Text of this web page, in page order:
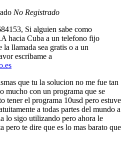
No Registrado
Si alguien sabe como
hacia Cuba a un telefono fijo
la llamada sea gratis o a un
escribame a
que tu la solucion no me fue tan
mucho con un programa que se
tener el programa 10usd pero estuve
a todas partes del mundo a
lo sigo utilizando pero ahora le
pero te dire que es lo mas barato que